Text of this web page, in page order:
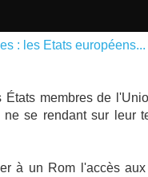
: les Etats européens...
membres de
se rendant sur leur
à un Rom l'accès